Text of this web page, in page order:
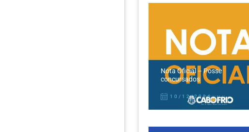
Nota Oficial – Posse
concursados
10/12/2024